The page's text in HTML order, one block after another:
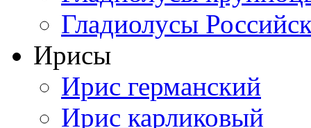
Гладиолусы
Ирисы
Ирис германский
Ирис карликовый